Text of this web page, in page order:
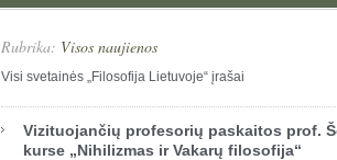
Rubrika: Visos naujienos
Visi svetainės „Filosofija Lietuvoje“ įrašai
Vizituojančių profesorių paskaitos prof.
kurse „Nihilizmas ir Vakarų filosofija“